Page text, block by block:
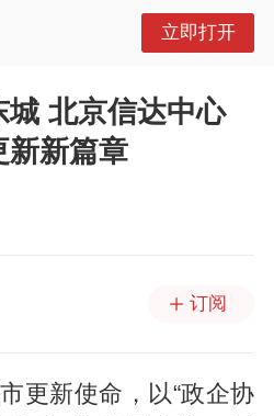
立即打开
北京信达中心
新新篇章
订阅
更新使命，以“政企协